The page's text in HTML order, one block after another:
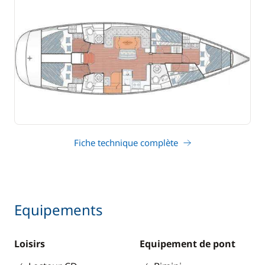
Fiche technique complète
Equipements
Loisirs
Equipement de pont